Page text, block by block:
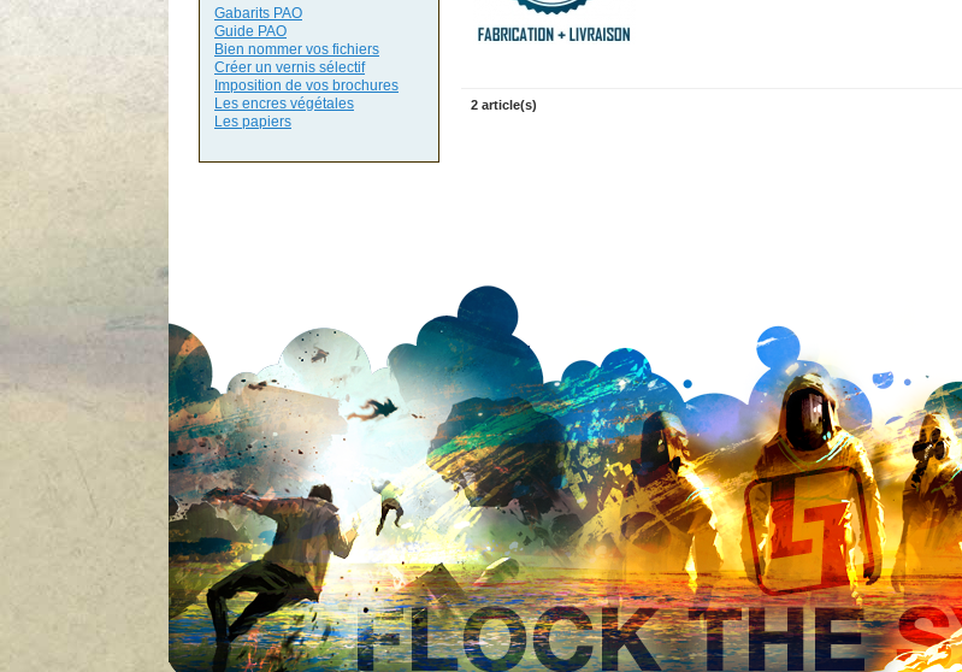
Gabarits PAO
Guide PAO
Bien nommer vos fichiers
Créer un vernis sélectif
Imposition de vos brochures
Les encres végétales
Les papiers
2 article(s)